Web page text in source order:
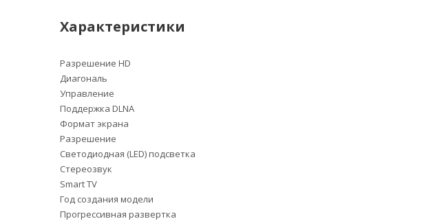
Характеристики
Разрешение HD
Диагональ
Управление
Поддержка DLNA
Формат экрана
Разрешение
Светодиодная (LED) подсветка
Стереозвук
Smart TV
Год создания модели
Прогрессивная развертка